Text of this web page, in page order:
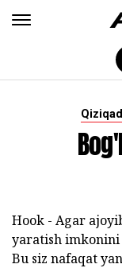
Hook - Agar
yaratish imkonini
Bu siz nafaqat